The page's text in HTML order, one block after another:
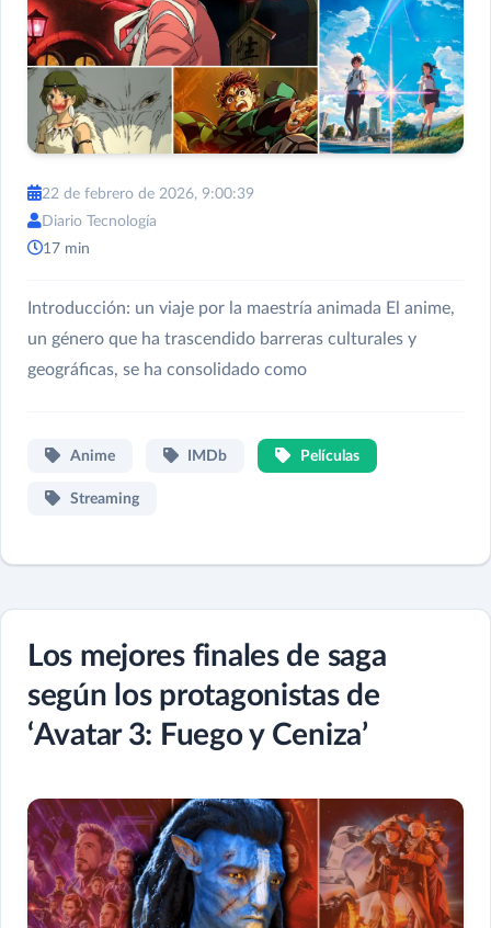
22 de febrero de 2026, 9:00:39
Diario Tecnología
17 min
Introducción: un viaje por la maestría animada El anime,
un género que ha trascendido barreras culturales y
geográficas, se ha consolidado como
Anime IMDb Películas
Streaming
Los mejores finales de saga
según los protagonistas de
‘Avatar 3: Fuego y Ceniza’